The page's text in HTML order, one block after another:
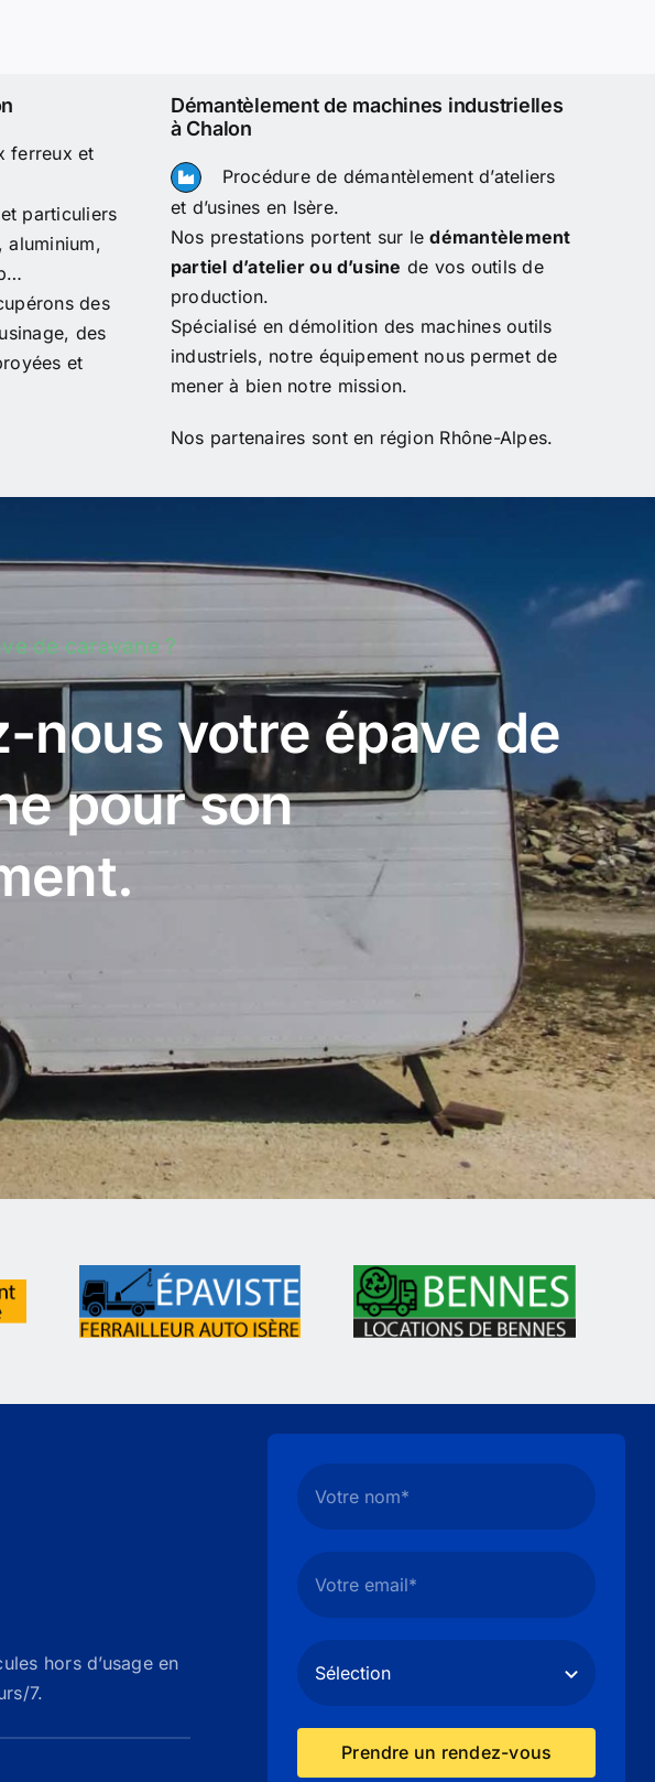
ferreux et
particuliers
aluminium,
des
des
et
Démantèlement de machines industrielles
à Chalon
Procédure de démantèlement d’ateliers
et d’usines en Isère.
Nos prestations portent sur ledémantèlement
partiel d’atelier ou d’usine de vos outils de
production.
Spécialisé en démolition des machines outils
industriels, notre équipement nous permet de
mener à bien notre mission.
Nos partenaires sont en région Rhône-Alpes.
de caravane ?
nous votre épave de
pour son
hors d’usage en
7.
Prendre un rendez-vous